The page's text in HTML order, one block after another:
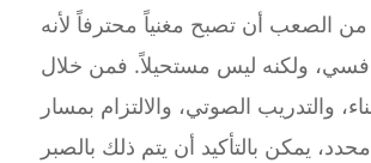
الصعب أن تصبح مغنياً محترفاً لأنه
ولكنه ليس مستحيلاً. فمن خلال
والتدريب الصوتي، والالتزام بمسار
يمكن بالتأكيد أن يتم ذلك بالصبر